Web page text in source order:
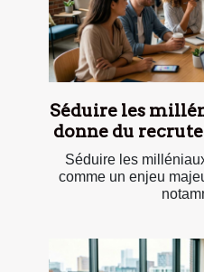
Séduire les
donne du
Séduire les
comme un enjeu